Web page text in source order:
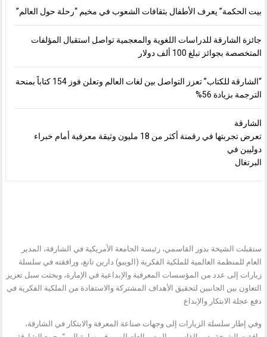
بيت الحكمة” يعرف الأطفال بثقافات الشعوب في مخيم “رحلة حول العالم”
جائزة الشارقة للدراسات اللغوية والمعجمية تواصل استقبال المؤلفات
المتخصصة بجوائز تبلغ 100 ألف دولار
“الشارقة للكتاب” تعزز التواصل بين لغات العالم وتعلن فوز 154 كتاباً بمنحة
الترجمة بزيادة 56%
الشارقة
تعرض تجربتها في رقمنة أكثر من 18 مليون وثيقة معرفية أمام خبراء
دوليين في
البرتغال
ستقبلت الشيخة بدور القاسمي، رئيسة الجامعة الأمريكية في الشارقة، المدير
العام للمنظمة العالمية للملكية الفكرية (الويبو) دارين تانغ، ورافقته في سلسلة
زيارات إلى عدد من المؤسسات المعرفية والإبداعية في الإمارة، وبحثت سبل تعزيز
التعاون بين الجانبين لتحقيق الأهداف المشتركة والاستفادة من الملكية الفكرية في
دفع عجلة الابتكار والإبداع
وفي إطار سلسلة الزيارات إلى وجهات صناعة المعرفة والابتكار في الشارقة،